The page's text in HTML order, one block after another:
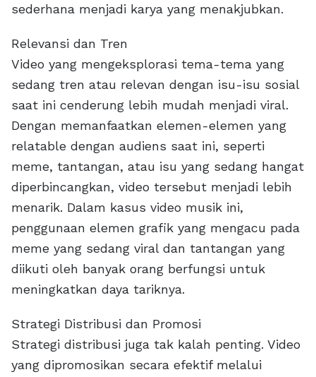
sederhana menjadi karya yang menakjubkan.
Relevansi dan Tren
Video yang mengeksplorasi tema-tema yang
sedang tren atau relevan dengan isu-isu sosial
saat ini cenderung lebih mudah menjadi viral.
Dengan memanfaatkan elemen-elemen yang
relatable dengan audiens saat ini, seperti
meme, tantangan, atau isu yang sedang hangat
diperbincangkan, video tersebut menjadi lebih
menarik. Dalam kasus video musik ini,
penggunaan elemen grafik yang mengacu pada
meme yang sedang viral dan tantangan yang
diikuti oleh banyak orang berfungsi untuk
meningkatkan daya tariknya.
Strategi Distribusi dan Promosi
Strategi distribusi juga tak kalah penting. Video
yang dipromosikan secara efektif melalui